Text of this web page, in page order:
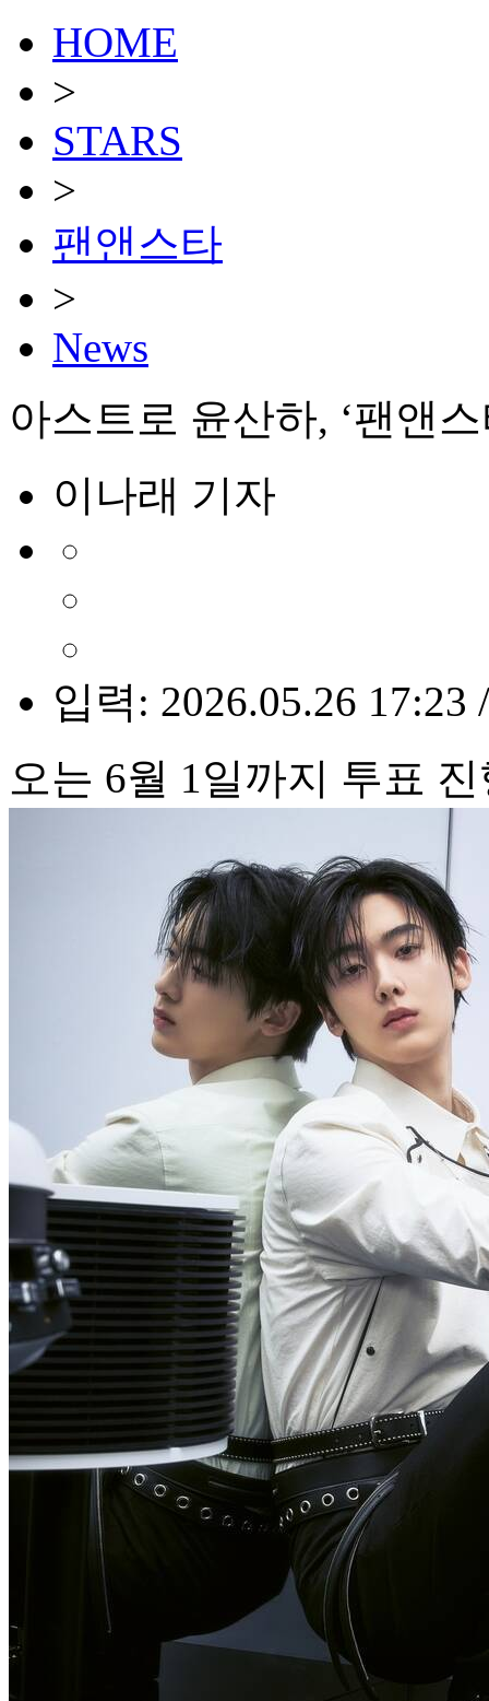
HOME
>
STARS
>
팬앤스타
>
News
아스트로 윤산하, ‘팬앤
이나래 기자
입력: 2026.05.26 17:23
오는 6월 1일까지 투표